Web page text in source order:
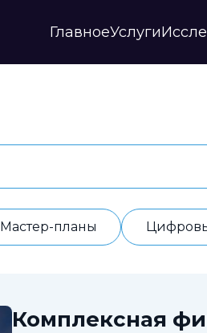
ГлавноеУслуги
Финансовые моделиПрофили
Мастер-планы
Комплексная